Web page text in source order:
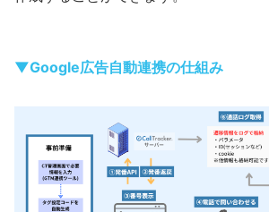
▼Google広告自動連携の仕組み